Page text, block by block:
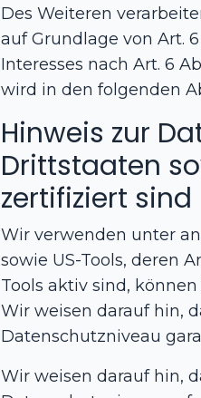
Des Weiteren
auf Grundlage von Art.
Interesses nach Art. 6
wird in den folgenden
Hinweis zur
Drittstaaten
zertifiziert sind
Wir verwenden unter
sowie US-Tools, deren
Tools aktiv sind,
Wir weisen darauf hin,
Datenschutzniveau
Wir weisen darauf hin,